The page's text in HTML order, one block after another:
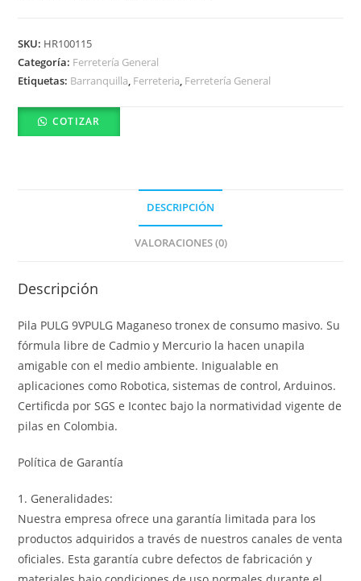
SKU: HR100115
Categoría: Ferretería General
Etiquetas: Barranquilla, Ferreteria, Ferretería General
COTIZAR
DESCRIPCIÓN
VALORACIONES (0)
Descripción
Pila PULG 9VPULG Maganeso tronex de consumo masivo. Su
fórmula libre de Cadmio y Mercurio la hacen unapila
amigable con el medio ambiente. Inigualable en
aplicaciones como Robotica, sistemas de control, Arduinos.
Certificda por SGS e Icontec bajo la normatividad vigente de
pilas en Colombia.
Política de Garantía
1. Generalidades:
Nuestra empresa ofrece una garantía limitada para los
productos adquiridos a través de nuestros canales de venta
oficiales. Esta garantía cubre defectos de fabricación y